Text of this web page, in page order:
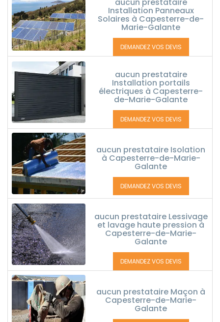
Installation Panneaux
Solaires à Capesterre-de-
Marie-Galante
DEMANDEZ VOS DEVIS
aucun prestataire
Installation portails
électriques à Capesterre-
de-Marie-Galante
DEMANDEZ VOS DEVIS
aucun prestataire Isolation
à Capesterre-de-Marie-
Galante
DEMANDEZ VOS DEVIS
aucun prestataire Lessivage
et lavage haute pression à
Capesterre-de-Marie-
Galante
DEMANDEZ VOS DEVIS
aucun prestataire Maçon à
Capesterre-de-Marie-
Galante